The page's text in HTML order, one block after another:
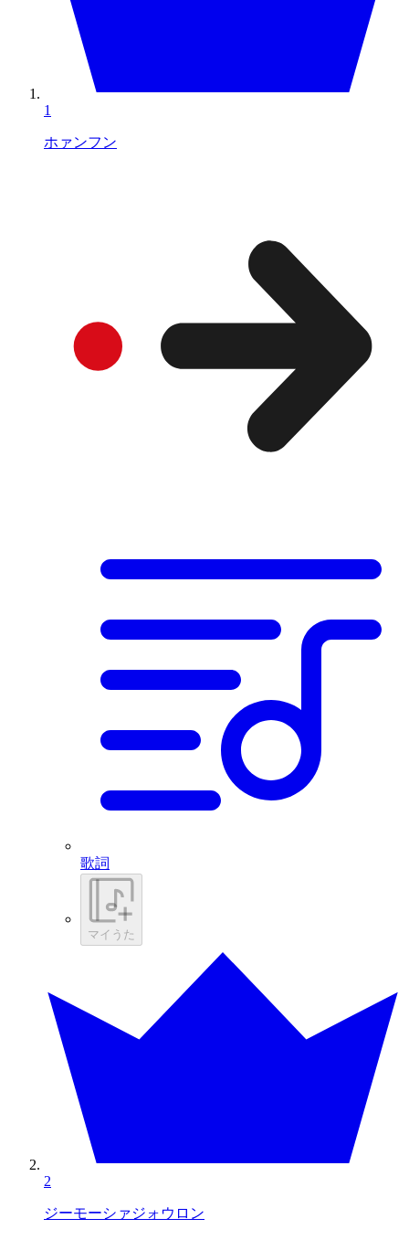
1
ホァンフン
歌詞
マイうた
2
ジーモーシァジォウロン